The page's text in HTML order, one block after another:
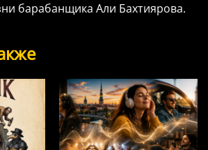
барабанщика Али Бахтиярова.